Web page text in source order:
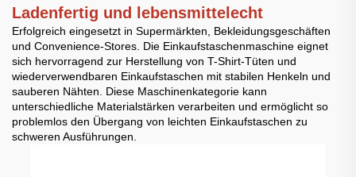
Ladenfertig und lebensmittelecht
Erfolgreich eingesetzt in Supermärkten, Bekleidungsgeschäften
und Convenience-Stores. Die Einkaufstaschenmaschine eignet
sich hervorragend zur Herstellung von T-Shirt-Tüten und
wiederverwendbaren Einkaufstaschen mit stabilen Henkeln und
sauberen Nähten. Diese Maschinenkategorie kann
unterschiedliche Materialstärken verarbeiten und ermöglicht so
problemlos den Übergang von leichten Einkaufstaschen zu
schweren Ausführungen.